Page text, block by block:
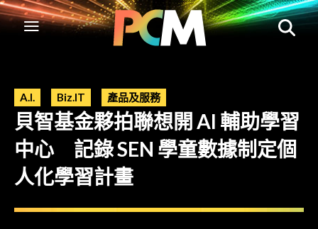
A.I. Biz.IT 產品及服務
貝智基金夥拍聯想開 AI 輔助學習
中心 記錄 SEN 學童數據制定個
人化學習計畫